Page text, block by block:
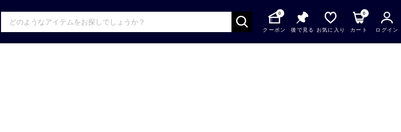
0
クーポン 後で見る お気に入り
0
カート ログイン